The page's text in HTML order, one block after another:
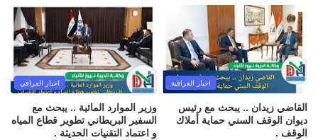
اخبار العراقية
القاضي زيدان .. يبحث مع رئيس
ديوان الوقف السني حماية أملاك
الوقف .
اخبار العراقي
وزير الموارد المائية .. يبحث مع
السفير البريطاني تطوير قطاع المياه
و اعتماد التقنيات الحديثة .